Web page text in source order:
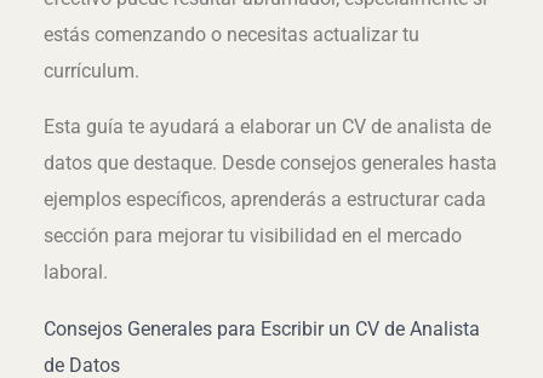
estás comenzando o necesitas actualizar tu
currículum.
Esta guía te ayudará a elaborar un CV de analista de
datos que destaque. Desde consejos generales hasta
ejemplos específicos, aprenderás a estructurar cada
sección para mejorar tu visibilidad en el mercado
laboral.
Consejos Generales para Escribir un CV de Analista
de Datos